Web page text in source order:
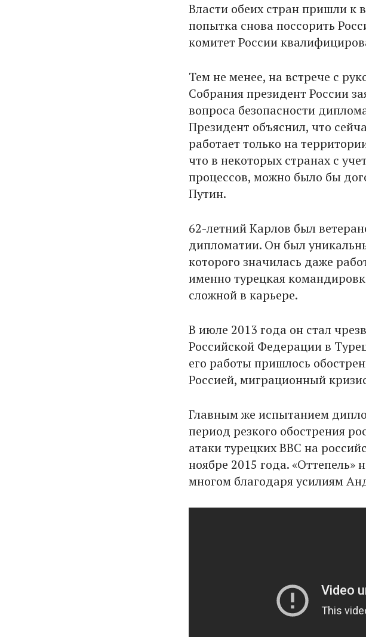
Власти обеих стран пришли к
попытка снова поссорить
комитет России
Тем не менее, на встрече с
Собрания президент России
вопроса безопасности
Президент объяснил, что
работает только на
что в некоторых странах с
процессов, можно было бы
Путин.
62-летний Карлов был
дипломатии. Он был
которого значилась даже
именно турецкая
сложной в карьере.
В июле 2013 года он стал
Российской Федерации в
его работы пришлось
Россией, миграционный
Главным же испытанием
период резкого обострения
атаки турецких ВВС на
ноябре 2015 года. «Оттепель»
многом благодаря усилиям